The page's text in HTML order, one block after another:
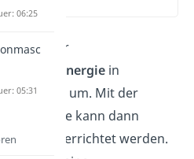
Energie in
Energie
um. Mit der
Energie kann dann
Arbeit verrichtet werden.
06:25
05:31